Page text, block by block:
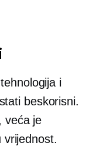
i
beskorisni.
veća je
vrijednost.